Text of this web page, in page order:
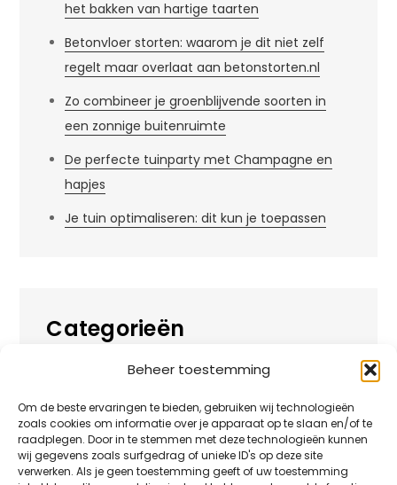
Beheer toestemming
Om de beste ervaringen te bieden, gebruiken wij technologieën
zoals cookies om informatie over je apparaat op te slaan en/of te
raadplegen. Door in te stemmen met deze technologieën kunnen
wij gegevens zoals surfgedrag of unieke ID's op deze site
verwerken. Als je geen toestemming geeft of uw toestemming
het bakken van hartige taarten
Betonvloer storten: waarom je dit niet zelf
regelt maar overlaat aan betonstorten.nl
Zo combineer je groenblijvende soorten in
een zonnige buitenruimte
De perfecte tuinparty met Champagne en
hapjes
Je tuin optimaliseren: dit kun je toepassen
Categorieën
Huis
Overig
Tuin